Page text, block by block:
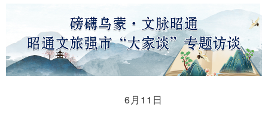
6月11日